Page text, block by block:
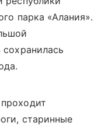
парка «Алания».
сохранилась
старинные